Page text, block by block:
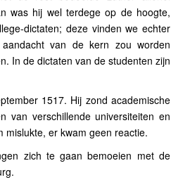
was hij wel terdege op de hoogte,
dictaten; deze vinden we echter
van de kern zou worden
In de dictaten van de studenten zijn
1517. Hij zond academische
van verschillende universiteiten en
mislukte, er kwam geen reactie.
zich te gaan bemoeien met de